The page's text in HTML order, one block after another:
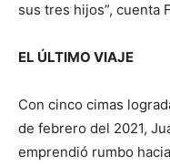
sus tres hijos”, cuenta
EL ÚLTIMO VIAJE
Con cinco cimas
de febrero del 2021,
emprendió rumbo